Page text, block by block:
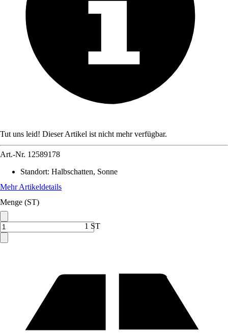
Tut uns leid! Dieser Artikel ist nicht mehr verfügbar.
Art.-Nr. 12589178
Standort: Halbschatten, Sonne
Mehr Artikeldetails
Menge (ST)
1 ST